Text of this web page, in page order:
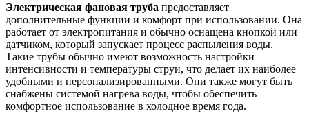
Электрическая фановая труба предоставляет
дополнительные функции и комфорт при использовании. Она
работает от электропитания и обычно оснащена кнопкой или
датчиком, который запускает процесс распыления воды.
Такие трубы обычно имеют возможность настройки
интенсивности и температуры струи, что делает их наиболее
удобными и персонализированными. Они также могут быть
снабжены системой нагрева воды, чтобы обеспечить
комфортное использование в холодное время года.